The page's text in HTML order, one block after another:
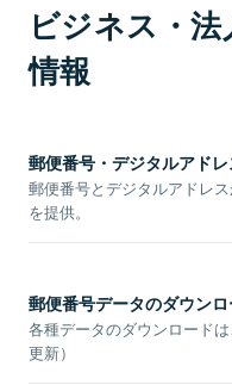
ビジネス・
情報
郵便番号・デジタルアド
郵便番号とデジタルアドレ
を提供。
郵便番号データのダウンロ
各種データのダウンロード
更新）